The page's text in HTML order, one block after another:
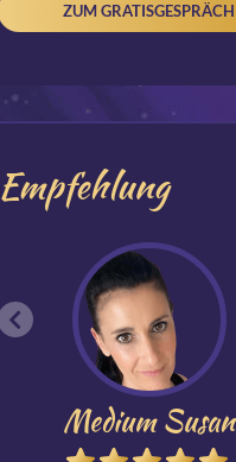
ZUM GRATISGESPRÄCH
Empfehlung
Medium Susan